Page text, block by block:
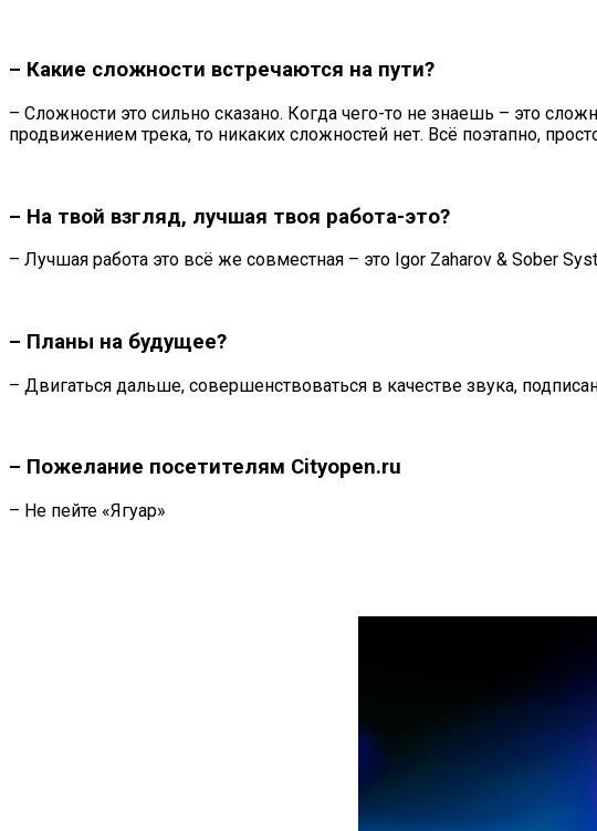
– Какие сложности встречаются на пути?
– Сложности это сильно сказано. Когда чего-то не знаешь – это
продвижением трека, то никаких сложностей нет. Всё поэтапно,
– На твой взгляд, лучшая твоя работа-это?
– Лучшая работа это всё же совместная – это Igor Zaharov & Sober
– Планы на будущее?
– Двигаться дальше, совершенствоваться в качестве звука,
– Пожелание посетителям Cityopen.ru
– Не пейте «Ягуар»